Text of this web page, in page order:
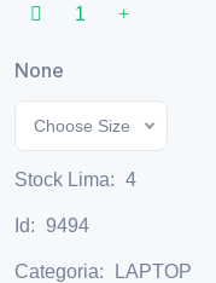
None
Choose Size
Stock Lima: 4
Id: 9494
Categoria: LAPTOP